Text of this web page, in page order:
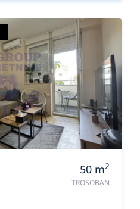
50 m2
TROSOBAN